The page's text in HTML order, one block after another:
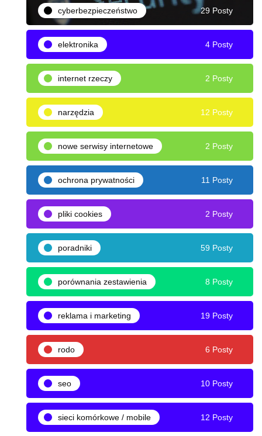
cyberbezpieczeństwo 29 Posty
elektronika 4 Posty
internet rzeczy 2 Posty
narzędzia 12 Posty
nowe serwisy internetowe 2 Posty
ochrona prywatności 11 Posty
pliki cookies 2 Posty
poradniki 59 Posty
porównania zestawienia 8 Posty
reklama i marketing 19 Posty
rodo 6 Posty
seo 10 Posty
sieci komórkowe / mobile 12 Posty